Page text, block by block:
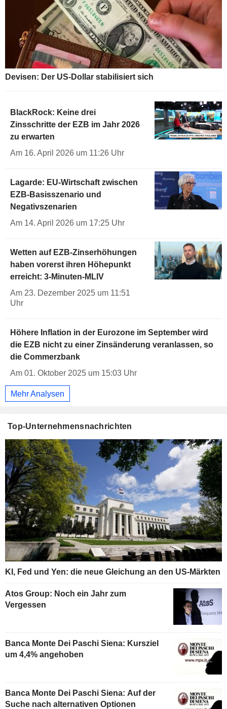
Devisen: Der US-Dollar stabilisiert sich
BlackRock: Keine drei
Zinsschritte der EZB im Jahr 2026
zu erwarten
Am 16. April 2026 um 11:26 Uhr
Lagarde: EU-Wirtschaft zwischen
EZB-Basisszenario und
Negativszenarien
Am 14. April 2026 um 17:25 Uhr
Wetten auf EZB-Zinserhöhungen
haben vorerst ihren Höhepunkt
erreicht: 3-Minuten-MLIV
Am 23. Dezember 2025 um 11:51
Uhr
Höhere Inflation in der Eurozone im September wird
die EZB nicht zu einer Zinsänderung veranlassen, so
die Commerzbank
Am 01. Oktober 2025 um 15:03 Uhr
Mehr Analysen
Top-Unternehmensnachrichten
KI, Fed und Yen: die neue Gleichung an den US-Märkten
Atos Group: Noch ein Jahr zum
Vergessen
Banca Monte Dei Paschi Siena: Kursziel
um 4,4% angehoben
Banca Monte Dei Paschi Siena: Auf der
Suche nach alternativen Optionen